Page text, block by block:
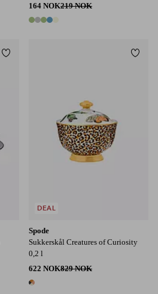
164 NOK219 NOK
5 farger
Legg til favoritter
Spode
Sukkerskål Creatures of Curiosity
0,2 l
622 NOK829 NOK
1 farge
DEAL